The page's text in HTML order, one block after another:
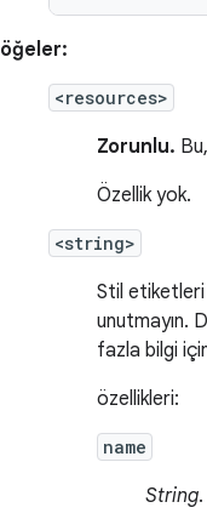
öğeler:
<resources>
Zorunlu.
Özellik yok.
<string>
Stil etiketleri
unutmayın.
fazla bilgi
özellikleri:
name
String